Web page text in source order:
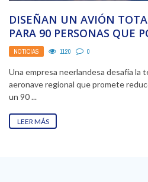
DISEÑAN UN AVIÓN
PARA 90 PERSONAS QUE
800 KILÓMETROS
NOTICIAS 1120 0
Una empresa neerlandesa desafía la
aeronave regional que promete
un 90 ...
LEER MÁS